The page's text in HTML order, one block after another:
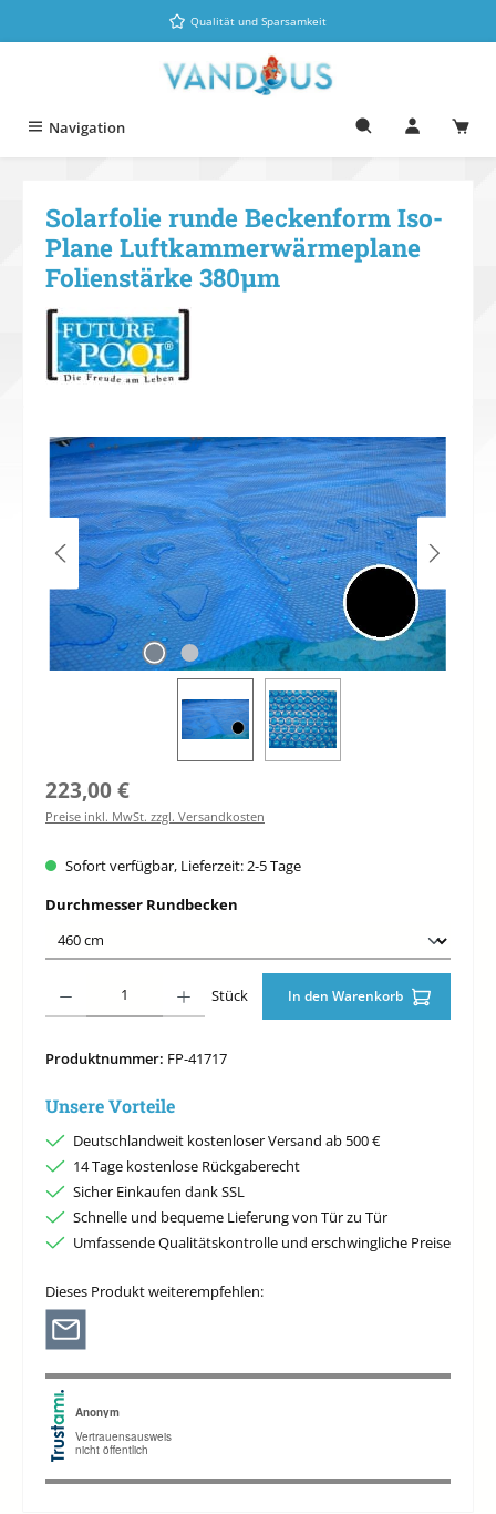
Zum Hauptinhalt springenQualität und Sparsamkeit
Navigation
Solarfolie runde Beckenform Iso-
Plane Luftkammerwärmeplane
Folienstärke 380µm
Bildergalerie überspringen
Regulärer Preis:
223,00 €
Preise inkl. MwSt. zzgl. Versandkosten
Sofort verfügbar, Lieferzeit: 2-5 Tage
Durchmesser Rundbecken
Stück In den Warenkorb
Produktnummer: FP-41717
Unsere Vorteile
Deutschlandweit kostenloser Versand ab 500 €
14 Tage kostenlose Rückgaberecht
Sicher Einkaufen dank SSL
Schnelle und bequeme Lieferung von Tür zu Tür
Umfassende Qualitätskontrolle und erschwingliche Preise
Dieses Produkt weiterempfehlen: